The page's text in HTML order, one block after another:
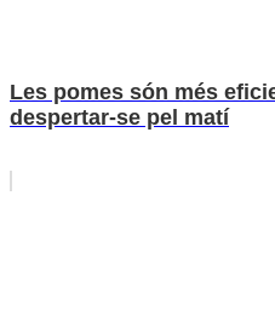
Les pomes són més
despertar-se pel matí